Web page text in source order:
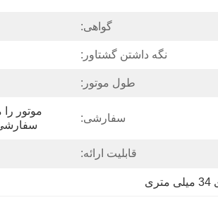
گواهی:
نگه داشتن گشتاور:
طول موتور:
سفارشی:
قابلیت ارائه: